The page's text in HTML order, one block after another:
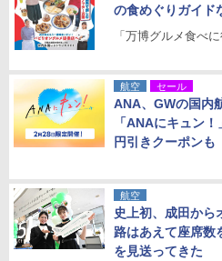
の食めぐりガイド
「万博グルメ食べに
航空 セール
ANA、GWの国内
「ANAにキュン
円引きクーポンも
航空
史上初、成田か
路はあえて座席
を見送ってきた